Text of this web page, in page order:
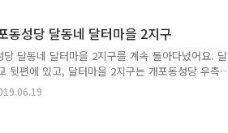
달동네가 몇 곳 있어요. 주로 동쪽 끝부분에 달
구에 남아 있는 달동네 특징은 1960년대와 1970
촌을 철거하며 거주민들을 강제이주시켜 형성된
동성당 달동네 달터마을 2지구
달동네 달터마을 2지구를 계속 돌아다녔어요. 달
뒷편에 있고, 달터마을 2지구는 개포동성당 우측
핏 보면 달터마을 1지구와 연결되어 있지 않은
마을 1지구와 달터마을 2지구는 서로 연결되어 있